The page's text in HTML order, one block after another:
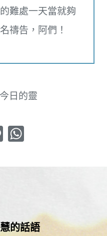
難處一天當就夠
禱告，阿們！
日的靈
Line WhatsApp
的話語